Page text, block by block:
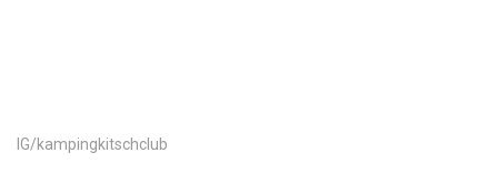
IG/kampingkitschclub